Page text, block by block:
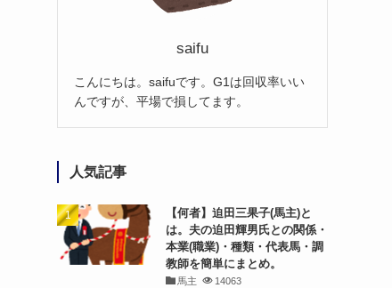
saifu
こんにちは。saifuです。G1は回収率いい
んですが、平場で損してます。
人気記事
【何者】迫田三果子(馬主)と
は。夫の迫田輝男氏との関係・
本業(職業)・種類・代表馬・調
教師を簡単にまとめ。
馬主 14063